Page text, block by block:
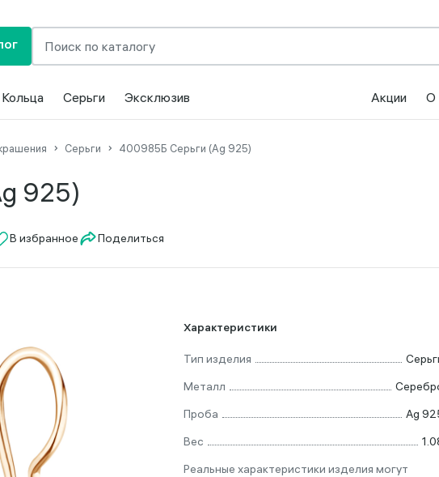
Кольца Серьги Эксклюзив Акции О
Серьги 400985Б Серьги (Ag 925)
925)
Поделиться
Характеристики
Тип изделия
Металл
Проба
Ag
Вес
Реальные характеристики изделия могут